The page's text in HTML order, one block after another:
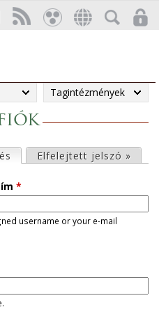
Tagintézmények
(aktív fül)Elfelejtett jelszó »
*
username or your e-mail